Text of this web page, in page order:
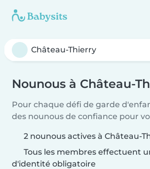
Nounous à Château-
Pour chaque défi de garde
des nounous de confiance pour
2 nounous actives à Château-
Tous les membres effectuent
d'identité obligatoire